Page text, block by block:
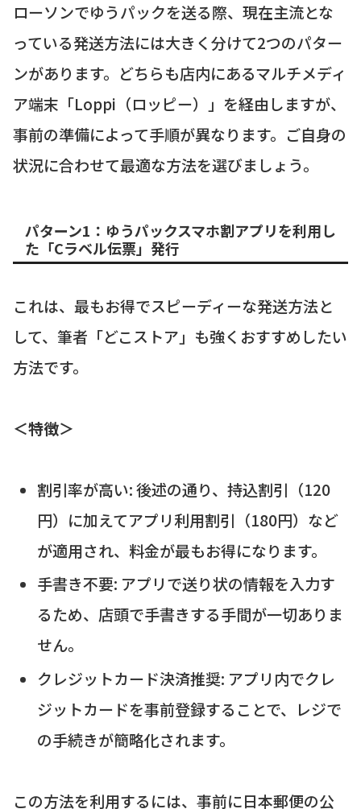
ローソンでゆうパックを送る際、現在主流とな
っている発送方法には大きく分けて2つのパター
ンがあります。どちらも店内にあるマルチメディ
ア端末「Loppi（ロッピー）」を経由しますが、
事前の準備によって手順が異なります。ご自身の
状況に合わせて最適な方法を選びましょう。
パターン1：ゆうパックスマホ割アプリを利用し
た「Cラベル伝票」発行
これは、最もお得でスピーディーな発送方法と
して、筆者「どこストア」も強くおすすめしたい
方法です。
＜特徴＞
割引率が高い: 後述の通り、持込割引（120
円）に加えてアプリ利用割引（180円）など
が適用され、料金が最もお得になります。
手書き不要: アプリで送り状の情報を入力す
るため、店頭で手書きする手間が一切ありま
せん。
クレジットカード決済推奨: アプリ内でクレ
ジットカードを事前登録することで、レジで
の手続きが簡略化されます。
この方法を利用するには、事前に日本郵便の公